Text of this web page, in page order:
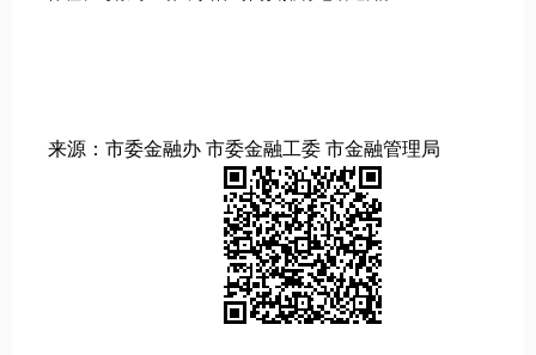
来源：市委金融办 市委金融工委 市金融管理局